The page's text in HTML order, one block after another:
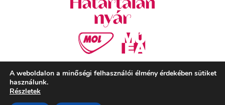
A weboldalon a minőségi felhasználói élmény érdekében sütiket
használunk.
Részletek